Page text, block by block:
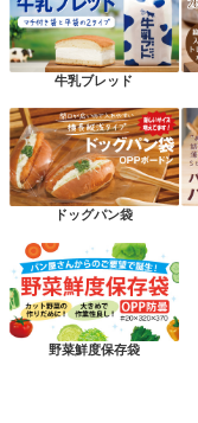
牛乳ブレッド
ドッグパン袋
野菜鮮度保存袋